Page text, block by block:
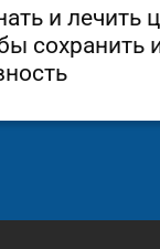
и лечить
сохранить